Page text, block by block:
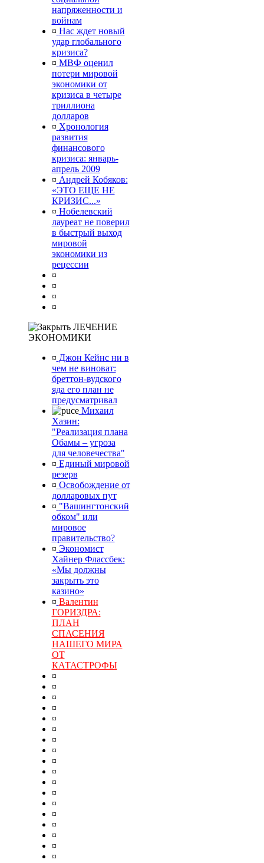
напряженности и
войнам
¤ Нас ждет новый
удар глобального
кризиса?
¤ МВФ оценил
потери мировой
экономики от
кризиса в четыре
триллиона
долларов
¤ Хронология
развития
финансового
кризиса: январь-
апрель 2009
¤ Андрей Кобяков:
«ЭТО ЕЩЕ НЕ
КРИЗИС...»
¤ Нобелевский
лауреат не поверил
в быстрый выход
мировой
экономики из
рецессии
¤
¤
¤
¤
ЛЕЧЕНИЕ
ЭКОНОМИКИ
¤ Джон Кейнс ни в
чем не виноват:
бреттон-вудского
яда его план не
предусматривал
Михаил
Хазин:
"Реализация плана
Обамы – угроза
для человечества"
¤ Единый мировой
резерв
¤ Освобождение от
долларовых пут
¤ "Вашингтонский
обком" или
мировое
правительство?
¤ Экономист
Хайнер Флассбек:
«Мы должны
закрыть это
казино»
¤ Валентин
ГОРИЗДРА:
ПЛАН
СПАСЕНИЯ
НАШЕГО МИРА
ОТ
КАТАСТРОФЫ
¤
¤
¤
¤
¤
¤
¤
¤
¤
¤
¤
¤
¤
¤
¤
¤
¤
¤